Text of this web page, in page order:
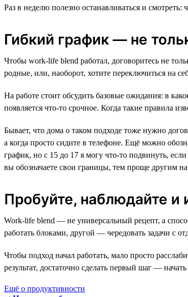
Раз в неделю полезно останавливаться и
Гибкий график — не
Чтобы work-life blend работал, договоритесь не
родные, или, наоборот, хотите переключиться на
На работе стоит обсудить базовые ожидания: в
появляется что-то срочное. Когда такие правила
Бывает, что дома о таком подходе тоже нужно
а когда просто сидите в телефоне. Ещё можно
график, но с 15 до 17 я могу что-то подвинуть,
вы обозначаете свои границы, тем проще другим
Пробуйте, наблюдайте и
Work-life blend — не универсальный рецепт, а
работать блоками, другой — чередовать задачи с
Чтобы подход начал работать, мало просто
результат, достаточно сделать первый шаг —
Ещё о продуктивности